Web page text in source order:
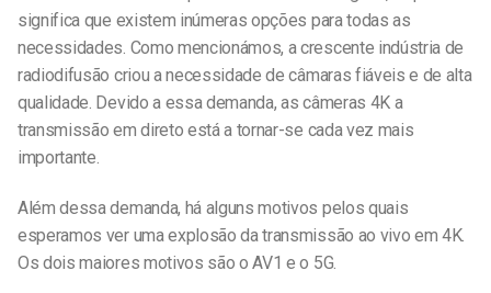
significa que existem inúmeras opções para todas as
necessidades. Como mencionámos, a crescente indústria de
radiodifusão criou a necessidade de câmaras fiáveis e de alta
qualidade. Devido a essa demanda, as câmeras 4K a
transmissão em direto está a tornar-se cada vez mais
importante.
Além dessa demanda, há alguns motivos pelos quais
esperamos ver uma explosão da transmissão ao vivo em 4K.
Os dois maiores motivos são o AV1 e o 5G.